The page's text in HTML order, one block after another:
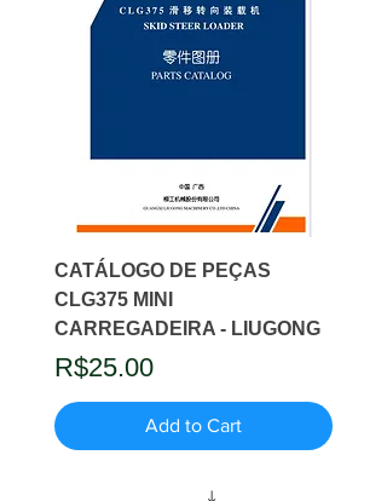
CATÁLOGO DE PEÇAS
CLG375 MINI
CARREGADEIRA - LIUGONG
Price
R$25.00
Add to Cart